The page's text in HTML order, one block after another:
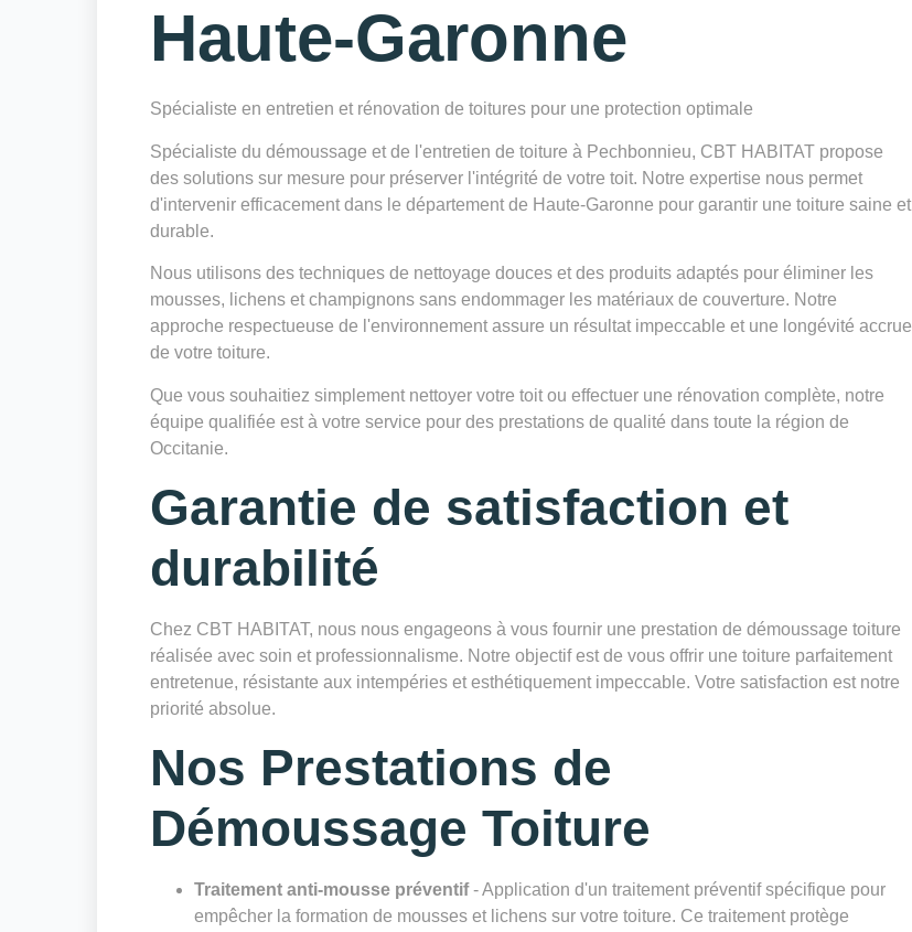
Haute-Garonne
Spécialiste en entretien et rénovation de toitures pour une protection optimale
Spécialiste du démoussage et de l'entretien de toiture à Pechbonnieu, CBT HABITAT propose
des solutions sur mesure pour préserver l'intégrité de votre toit. Notre expertise nous permet
d'intervenir efficacement dans le département de Haute-Garonne pour garantir une toiture saine et
durable.
Nous utilisons des techniques de nettoyage douces et des produits adaptés pour éliminer les
mousses, lichens et champignons sans endommager les matériaux de couverture. Notre
approche respectueuse de l'environnement assure un résultat impeccable et une longévité accrue
de votre toiture.
Que vous souhaitiez simplement nettoyer votre toit ou effectuer une rénovation complète, notre
équipe qualifiée est à votre service pour des prestations de qualité dans toute la région de
Occitanie.
Garantie de satisfaction et
durabilité
Chez CBT HABITAT, nous nous engageons à vous fournir une prestation de démoussage toiture
réalisée avec soin et professionnalisme. Notre objectif est de vous offrir une toiture parfaitement
entretenue, résistante aux intempéries et esthétiquement impeccable. Votre satisfaction est notre
priorité absolue.
Nos Prestations de
Démoussage Toiture
Traitement anti-mousse préventif- Application d'un traitement préventif spécifique pour
empêcher la formation de mousses et lichens sur votre toiture. Ce traitement protège